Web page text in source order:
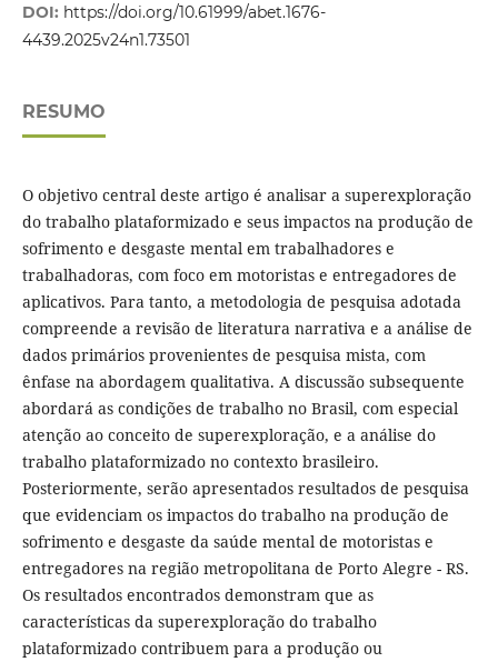
DOI: https://doi.org/10.61999/abet.1676-
4439.2025v24n1.73501
RESUMO
O objetivo central deste artigo é analisar a superexploração
do trabalho plataformizado e seus impactos na produção de
sofrimento e desgaste mental em trabalhadores e
trabalhadoras, com foco em motoristas e entregadores de
aplicativos. Para tanto, a metodologia de pesquisa adotada
compreende a revisão de literatura narrativa e a análise de
dados primários provenientes de pesquisa mista, com
ênfase na abordagem qualitativa. A discussão subsequente
abordará as condições de trabalho no Brasil, com especial
atenção ao conceito de superexploração, e a análise do
trabalho plataformizado no contexto brasileiro.
Posteriormente, serão apresentados resultados de pesquisa
que evidenciam os impactos do trabalho na produção de
sofrimento e desgaste da saúde mental de motoristas e
entregadores na região metropolitana de Porto Alegre - RS.
Os resultados encontrados demonstram que as
características da superexploração do trabalho
plataformizado contribuem para a produção ou